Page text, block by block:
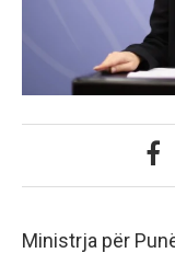
Ministrja për